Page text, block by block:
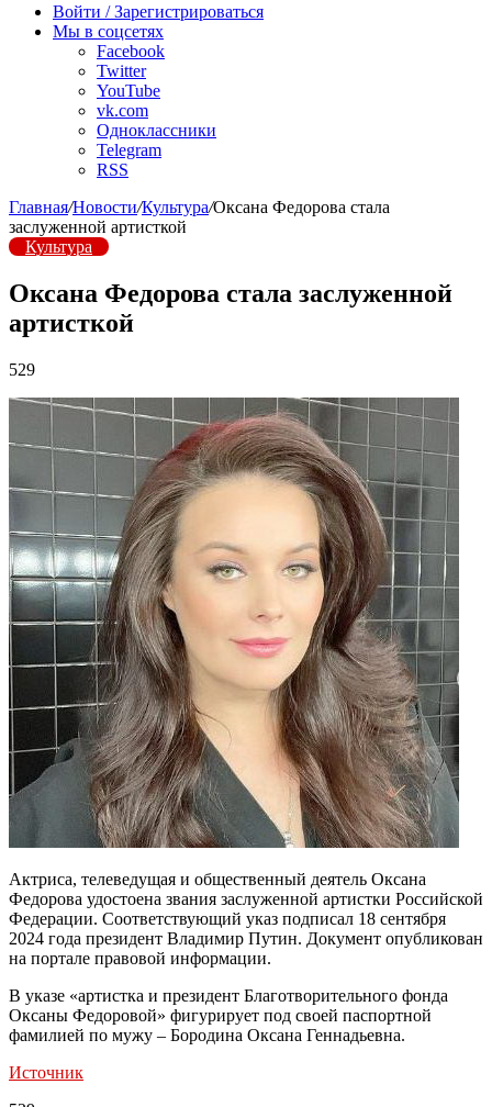
радио
Войти / Зарегистрироваться
Мы в соцсетях
Facebook
Twitter
YouTube
vk.com
Одноклассники
Telegram
RSS
Главная/Новости/Культура/Оксана Федорова стала
заслуженной артисткой
Культура
Оксана Федорова стала заслуженной
артисткой
529
Актриса, телеведущая и общественный деятель Оксана
Федорова удостоена звания заслуженной артистки Российской
Федерации. Соответствующий указ подписал 18 сентября
2024 года президент Владимир Путин. Документ опубликован
на портале правовой информации.
В указе «артистка и президент Благотворительного фонда
Оксаны Федоровой» фигурирует под своей паспортной
фамилией по мужу – Бородина Оксана Геннадьевна.
Источник